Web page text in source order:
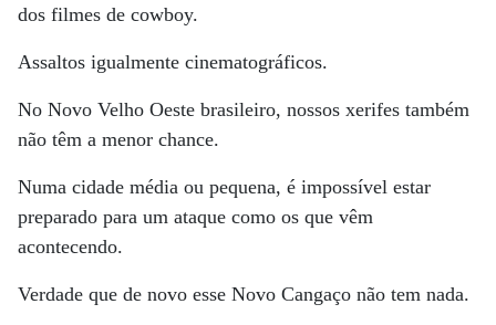
dos filmes de cowboy.
Assaltos igualmente cinematográficos.
No Novo Velho Oeste brasileiro, nossos xerifes também
não têm a menor chance.
Numa cidade média ou pequena, é impossível estar
preparado para um ataque como os que vêm
acontecendo.
Verdade que de novo esse Novo Cangaço não tem nada.